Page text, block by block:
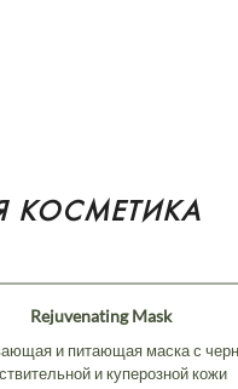
КОСМЕТИКА
Rejuvenating Mask
и питающая маска с
и куперозной кожи